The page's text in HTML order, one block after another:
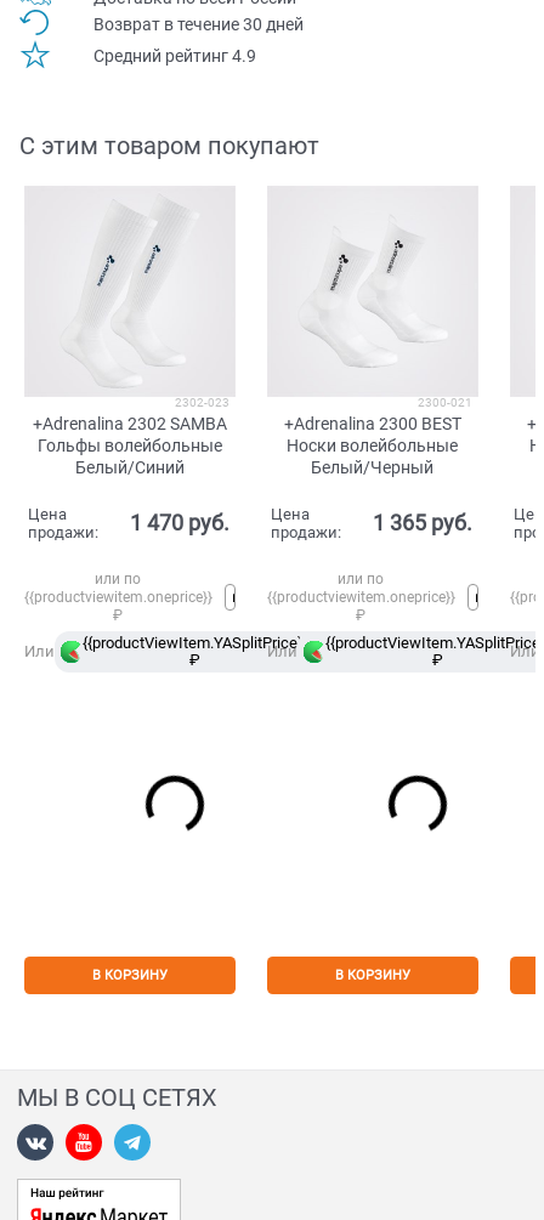
Возврат в течение 30 дней
Средний рейтинг 4.9
С этим товаром покупают
2302-023
+Adrenalina 2302 SAMBA
Гольфы волейбольные
Белый/Синий
Цена
продажи:
1 470 руб.
или по
{{productviewitem.oneprice}}
₽
Или
{{productViewItem.YASplitPrice}}
₽
в
Сплит
В КОРЗИНУ
2300-021
+Adrenalina 2300 BEST
Носки волейбольные
Белый/Черный
Цена
продажи:
1 365 руб.
или по
{{productviewitem.oneprice}}
₽
Или
₽
В КОРЗИНУ
Или
МЫ В СОЦ СЕТЯХ